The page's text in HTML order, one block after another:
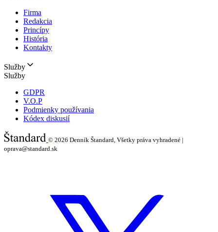
Firma
Redakcia
Princípy
História
Kontakty
Služby
Služby
GDPR
V.O.P
Podmienky používania
Kódex diskusií
© 2026 Denník Štandard, Všetky práva vyhradené |
oprava@standard.sk